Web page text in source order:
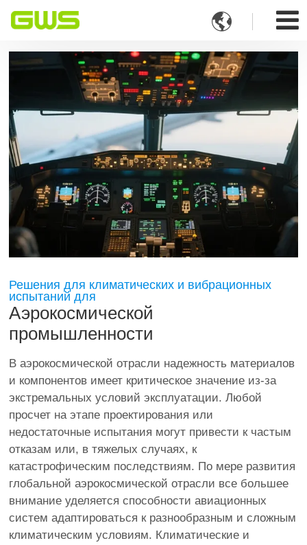

Решения для климатических и вибрационных
испытаний для
Аэрокосмической
промышленности
В аэрокосмической отрасли надежность материалов
и компонентов имеет критическое значение из-за
экстремальных условий эксплуатации. Любой
просчет на этапе проектирования или
недостаточные испытания могут привести к частым
отказам или, в тяжелых случаях, к
катастрофическим последствиям. По мере развития
глобальной аэрокосмической отрасли все большее
внимание уделяется способности авиационных
систем адаптироваться к разнообразным и сложным
климатическим условиям. Климатические и